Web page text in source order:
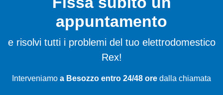
appuntamento
e risolvi tutti i problemi del tuo elettrodomestico
Rex!
Interveniamo a Besozzo entro 24/48 ore dalla chiamata